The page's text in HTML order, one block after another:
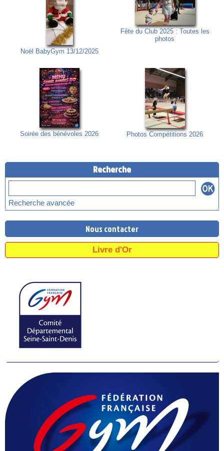
Noël BabyGym 13/12/2025
Fête du Club 2025 : Toutes les
photos
Soirée des bénévoles 2026 Photos Compétitions 2026
Recherche
Recherche avancée
Nous contacter
Livre d'Or